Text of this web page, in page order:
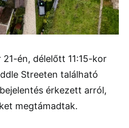
én, délelőtt 11:15-kor
Streeten található
érkezett arról,
megtámadtak.